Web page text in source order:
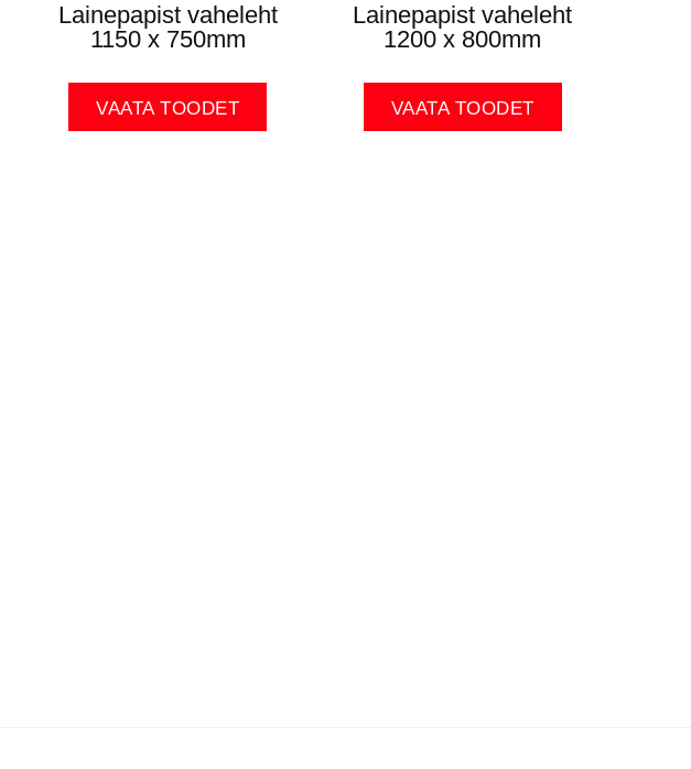
Lainepapist vaheleht
1150 x 750mm
VAATA TOODET
Lainepapist vaheleht
1200 x 800mm
VAATA TOODET